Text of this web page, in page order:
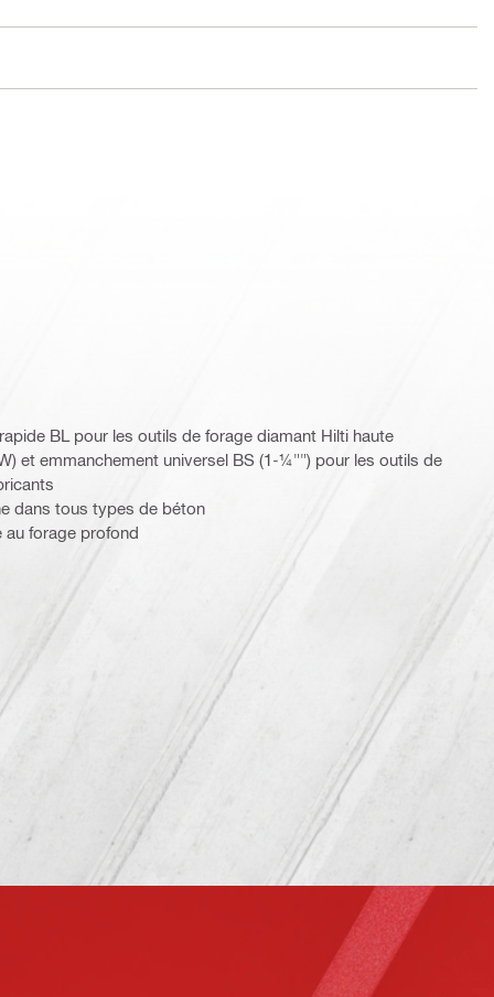
BL pour les outils de forage diamant Hilti haute
et emmanchement universel BS (1-¼"") pour les outils de
dans tous types de béton
au forage profond